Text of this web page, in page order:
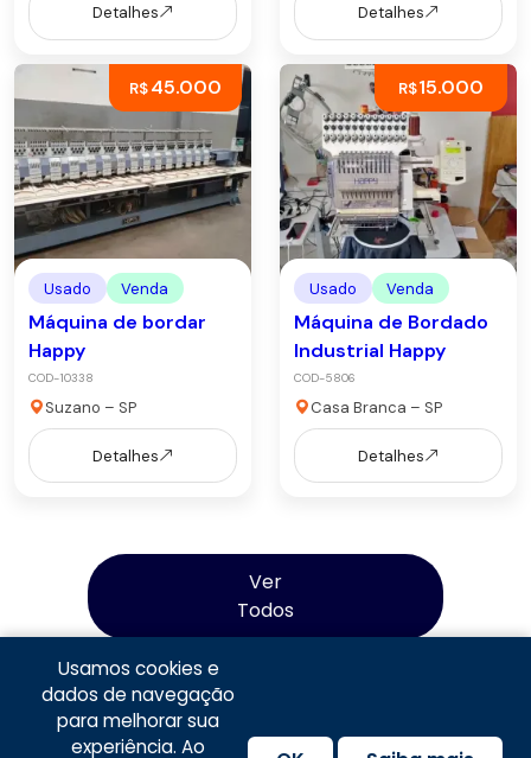
Detalhes Detalhes
R$45.000
Usado Venda
Máquina de bordar
Happy
COD-10338
Suzano – SP
Detalhes
R$15.000
Usado Venda
Máquina de Bordado
Industrial Happy
COD-5806
Casa Branca – SP
Detalhes
Ver
Todos
Usamos cookies e
dados de navegação
para melhorar sua
experiência. Ao